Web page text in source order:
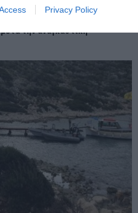
Privacy Policy
την αναγκαστική